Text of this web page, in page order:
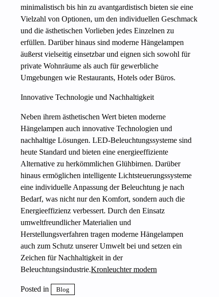
minimalistisch bis hin zu avantgardistisch bieten sie eine
Vielzahl von Optionen, um den individuellen Geschmack
und die ästhetischen Vorlieben jedes Einzelnen zu
erfüllen. Darüber hinaus sind moderne Hängelampen
äußerst vielseitig einsetzbar und eignen sich sowohl für
private Wohnräume als auch für gewerbliche
Umgebungen wie Restaurants, Hotels oder Büros.
Innovative Technologie und Nachhaltigkeit
Neben ihrem ästhetischen Wert bieten moderne
Hängelampen auch innovative Technologien und
nachhaltige Lösungen. LED-Beleuchtungssysteme sind
heute Standard und bieten eine energieeffiziente
Alternative zu herkömmlichen Glühbirnen. Darüber
hinaus ermöglichen intelligente Lichtsteuerungssysteme
eine individuelle Anpassung der Beleuchtung je nach
Bedarf, was nicht nur den Komfort, sondern auch die
Energieeffizienz verbessert. Durch den Einsatz
umweltfreundlicher Materialien und
Herstellungsverfahren tragen moderne Hängelampen
auch zum Schutz unserer Umwelt bei und setzen ein
Zeichen für Nachhaltigkeit in der
Beleuchtungsindustrie.Kronleuchter modern
Posted in Blog